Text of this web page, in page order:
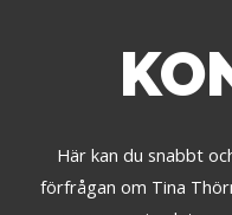
Här kan du snabbt
förfrågan om Tina